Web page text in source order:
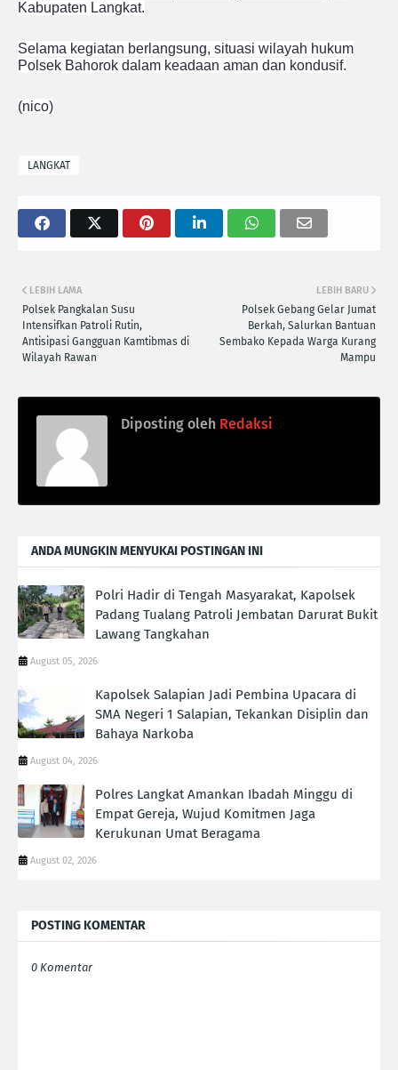
Kabupaten Langkat.
Selama kegiatan berlangsung, situasi wilayah hukum
Polsek Bahorok dalam keadaan aman dan kondusif.
(nico)
LANGKAT
LEBIH BARU
Polsek Gebang Gelar Jumat
Berkah, Salurkan Bantuan
Sembako Kepada Warga Kurang
Mampu
LEBIH LAMA
Polsek Pangkalan Susu
Intensifkan Patroli Rutin,
Antisipasi Gangguan Kamtibmas di
Wilayah Rawan
Diposting oleh Redaksi
ANDA MUNGKIN MENYUKAI POSTINGAN INI
Polri Hadir di Tengah Masyarakat, Kapolsek
Padang Tualang Patroli Jembatan Darurat Bukit
Lawang Tangkahan
August 05, 2026
Kapolsek Salapian Jadi Pembina Upacara di
SMA Negeri 1 Salapian, Tekankan Disiplin dan
Bahaya Narkoba
August 04, 2026
Polres Langkat Amankan Ibadah Minggu di
Empat Gereja, Wujud Komitmen Jaga
Kerukunan Umat Beragama
August 02, 2026
POSTING KOMENTAR
0 Komentar